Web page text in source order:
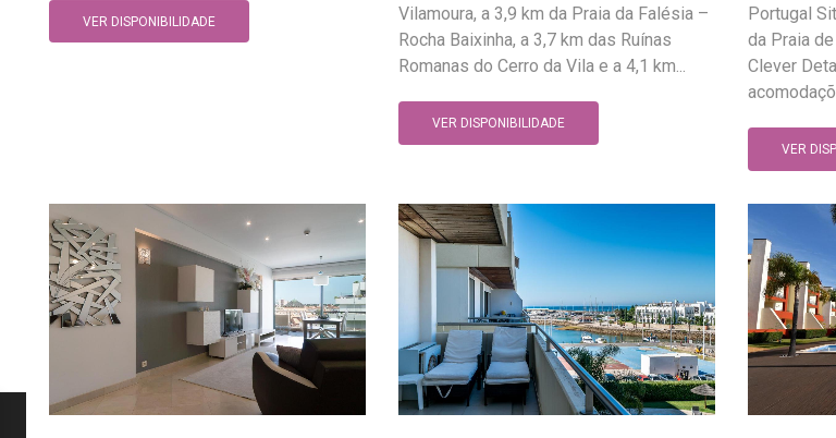
VER DISPONIBILIDADE
Vilamoura, a 3,9 km da Praia da Falésia –
Rocha Baixinha, a 3,7 km das Ruínas
Romanas do Cerro da Vila e a 4,1 km...
VER DISPONIBILIDADE
Portugal
da Praia
Clever
VER